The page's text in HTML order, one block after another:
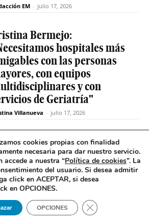
EM - julio 17, 2026
Bermejo:
hospitales más
con las personas
con equipos
y con
de Geriatría"
Villanueva - julio 17, 2026
abre el plazo de
para estudiantes
30 años uniendo a
y mayores en Madrid
EM - julio 17, 2026
cookies propias con finalidad
necesaria para dar nuestro servicio.
accede a nuestra “Política de cookies”. La
del usuario. Si desea admitir
click en ACEPTAR, si desea
en OPCIONES.
OPCIONES Cerrar el banner